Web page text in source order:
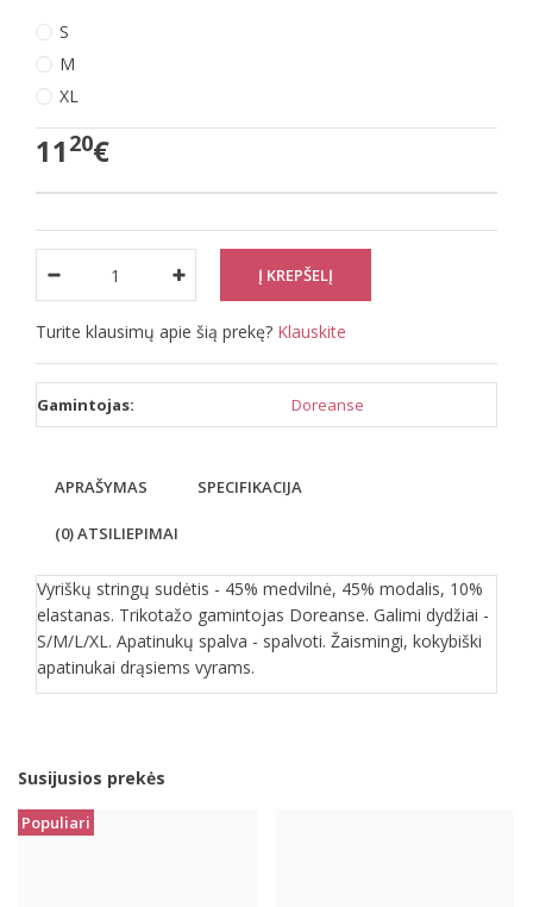
S
M
XL
11 20€
Turite klausimų apie šią prekę? Klauskite
Gamintojas: Doreanse
APRAŠYMAS SPECIFIKACIJA
(0) ATSILIEPIMAI
Vyriškų stringų sudėtis - 45% medvilnė, 45% modalis, 10%
elastanas. Trikotažo gamintojas Doreanse. Galimi dydžiai -
S/M/L/XL. Apatinukų spalva - spalvoti. Žaismingi, kokybiški
apatinukai drąsiems vyrams.
Susijusios prekės
Populiari